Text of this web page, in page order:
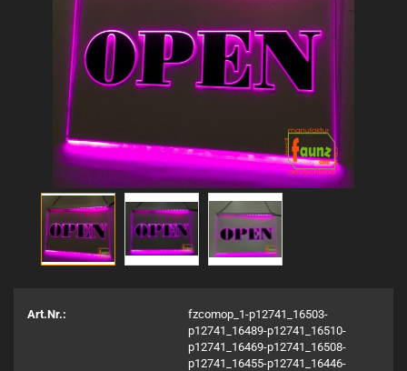
Art.Nr.:
fzcomop_1-p12741_16503-
p12741_16489-p12741_16510-
p12741_16469-p12741_16508-
p12741_16455-p12741_16446-